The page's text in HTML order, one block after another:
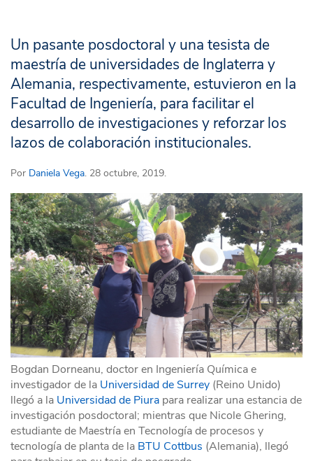
Un pasante posdoctoral y una tesista de
maestría de universidades de Inglaterra y
Alemania, respectivamente, estuvieron en la
Facultad de Ingeniería, para facilitar el
desarrollo de investigaciones y reforzar los
lazos de colaboración institucionales.
Por Daniela Vega. 28 octubre, 2019.
Bogdan Dorneanu, doctor en Ingeniería Química e
investigador de la Universidad de Surrey (Reino Unido)
llegó a la Universidad de Piura para realizar una estancia de
investigación posdoctoral; mientras que Nicole Ghering,
estudiante de Maestría en Tecnología de procesos y
tecnología de planta de la BTU Cottbus (Alemania), llegó